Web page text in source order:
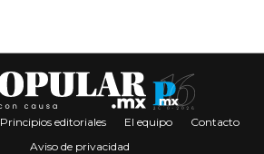
Principios editoriales El equipo
Contacto
Aviso de privacidad